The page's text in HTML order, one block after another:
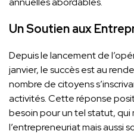
Un Soutien aux
Depuis le lancement de
janvier, le succès est au
nombre de citoyens
activités. Cette réponse
besoin pour un tel statut,
l’entrepreneuriat mais aussi